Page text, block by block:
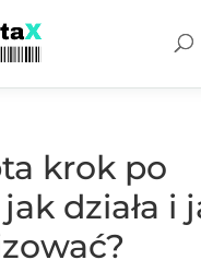
krok po
działa i